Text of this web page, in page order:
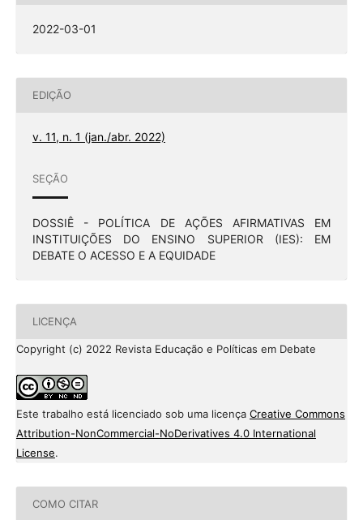
2022-03-01
EDIÇÃO
v. 11, n. 1 (jan./abr. 2022)
SEÇÃO
DOSSIÊ - POLÍTICA DE AÇÕES AFIRMATIVAS EM
INSTITUIÇÕES DO ENSINO SUPERIOR (IES): EM
DEBATE O ACESSO E A EQUIDADE
LICENÇA
Copyright (c) 2022 Revista Educação e Políticas em Debate
Este trabalho está licenciado sob uma licença Creative Commons
Attribution-NonCommercial-NoDerivatives 4.0 International
License.
COMO CITAR